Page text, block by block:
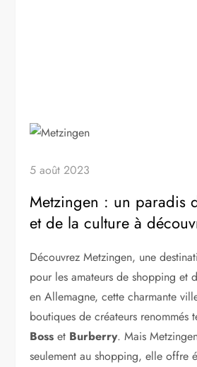
5 août 2023
Metzingen : un paradis
et de la culture à
Découvrez Metzingen, une
pour les amateurs de shopping et
en Allemagne, cette charmante
boutiques de créateurs renommés
Boss et Burberry. Mais
seulement au shopping, elle offre